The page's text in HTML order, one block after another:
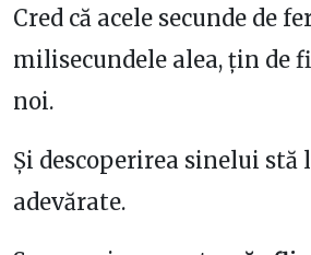
Cred că acele secunde de
milisecundele alea, țin de
noi.
Și descoperirea sinelui
adevărate.